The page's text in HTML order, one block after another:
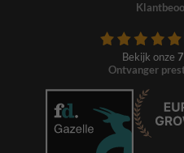
Bekijk onze
Ontvanger